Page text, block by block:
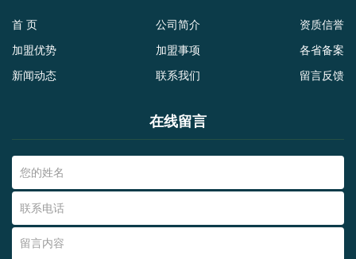
首 页 公司简介
资质信誉
加盟优势
加盟事项
各省备案
新闻动态
联系我们 留言反馈
在线留言